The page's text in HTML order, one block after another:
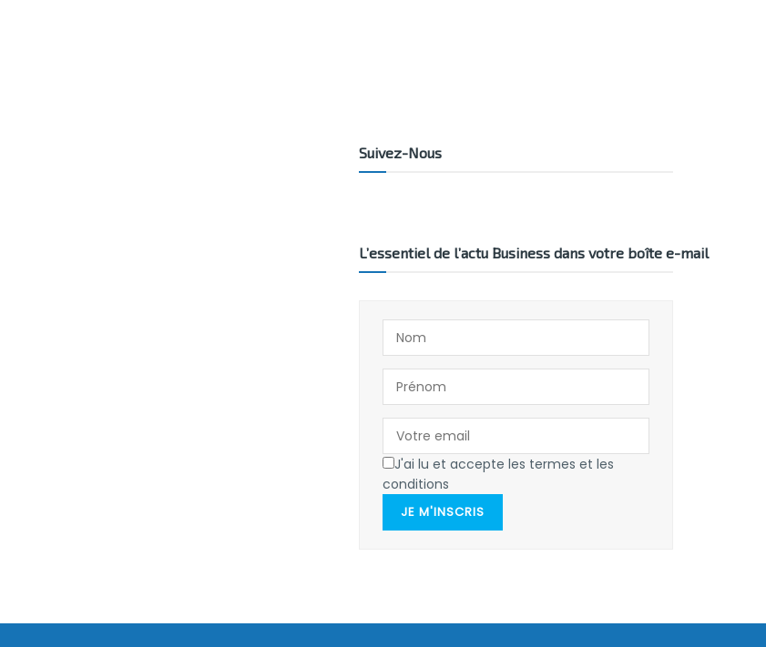
Suivez-Nous
L’essentiel de l’actu Business dans votre boîte e-mail
J'ai lu et accepte les termes et les
conditions
JE M'INSCRIS